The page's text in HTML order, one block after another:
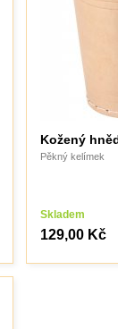
Kožený
Pěkný kelímek
Skladem
129,00 Kč